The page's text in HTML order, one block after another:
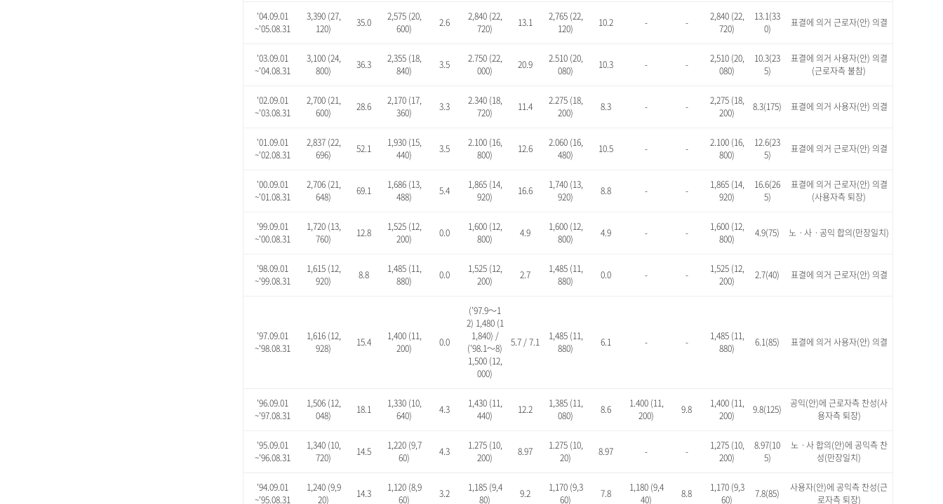
'04.09.01
~'05.08.31
3,390 (27,
120)
35.0
2,575 (20,
600)
2.6
2,840 (22,
720)
13.1
2,765 (22,
120)
10.2 - -
2,840 (22,
720)
13.1(33
0)
표결에 의거 근로자(안) 의결
'03.09.01
~'04.08.31
3,100 (24,
800)
36.3
2,355 (18,
840)
3.5
2.750 (22,
000)
20.9
2.510 (20,
080)
10.3 - -
2,510 (20,
080)
10.3(23
5)
표결에 의거 사용자(안) 의결
(근로자측 불참)
'02.09.01
~'03.08.31
2,700 (21,
600)
28.6
2,170 (17,
360)
3.3
2.340 (18,
720)
11.4
2.275 (18,
200)
8.3 - -
2,275 (18,
200)
8.3(175) 표결에 의거 사용자(안) 의결
'01.09.01
~'02.08.31
2,837 (22,
696)
52.1
1,930 (15,
440)
3.5
2.100 (16,
800)
12.6
2.060 (16,
480)
10.5 - -
2.100 (16,
800)
12.6(23
5)
표결에 의거 근로자(안) 의결
'00.09.01
~'01.08.31
2,706 (21,
648)
69.1
1,686 (13,
488)
5.4
1,865 (14,
920)
16.6
1,740 (13,
920)
8.8 - -
1,865 (14,
920)
16.6(26
5)
표결에 의거 근로자(안) 의결
(사용자측 퇴장)
'99.09.01
~'00.08.31
1,720 (13,
760)
12.8
1,525 (12,
200)
0.0
1,600 (12,
800)
4.9
1,600 (12,
800)
4.9 - -
1,600 (12,
800)
4.9(75) 노ㆍ사ㆍ공익 합의(만장일치)
'98.09.01
~'99.08.31
1,615 (12,
920)
8.8
1,485 (11,
880)
0.0
1,525 (12,
200)
2.7
1,485 (11,
880)
0.0 - -
1,525 (12,
200)
2.7(40) 표결에 의거 근로자(안) 의결
'97.09.01
~'98.08.31
1,616 (12,
928)
15.4
1,400 (11,
200)
0.0
(’97.9～1
2) 1,480 (1
1,840) /
(’98.1～8)
1,500 (12,
000)
5.7 / 7.1
1,485 (11,
880)
6.1 - -
1,485 (11,
880)
6.1(85) 표결에 의거 사용자(안) 의결
'96.09.01
~'97.08.31
1,506 (12,
048)
18.1
1,330 (10,
640)
4.3
1,430 (11,
440)
12.2
1,385 (11,
080)
8.6
1.400 (11,
200)
9.8
1,400 (11,
200)
9.8(125)
공익(안)에 근로자측 찬성(사
용자측 퇴장)
'95.09.01
~'96.08.31
1,340 (10,
720)
14.5
1,220 (9,7
60)
4.3
1.275 (10,
200)
8.97
1.275 (10,
20)
8.97 - -
1,275 (10,
200)
8.97(10
5)
노ㆍ사 합의(안)에 공익측 찬
성(만장일치)
'94.09.01
~'95.08.31
1,240 (9,9
20)
14.3
1,120 (8,9
60)
3.2
1,185 (9,4
80)
9.2
1,170 (9,3
60)
7.8
1,180 (9,4
40)
8.8
1,170 (9,3
60)
7.8(85)
사용자(안)에 공익측 찬성(근
로자측 퇴장)